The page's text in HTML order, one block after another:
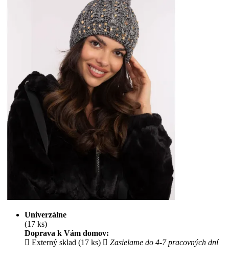
Univerzálne
(17 ks)
Doprava k Vám domov:
Externý sklad (17 ks)
Zasielame do 4-7 pracovných dní